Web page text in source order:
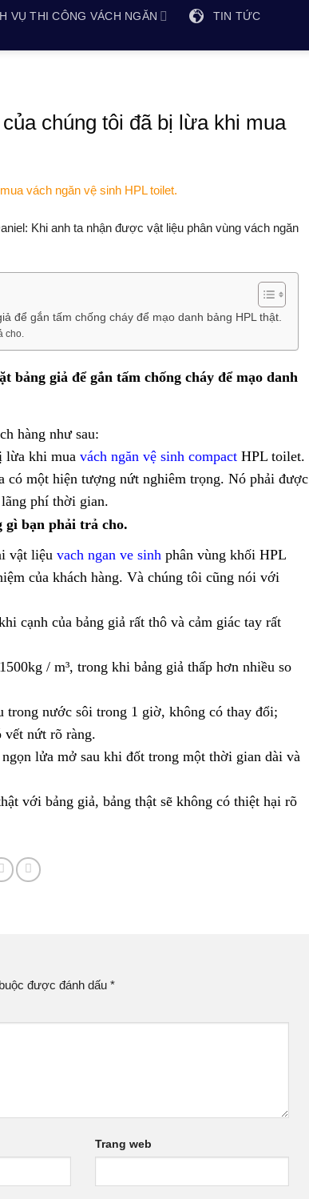
VỤ THI CÔNG VÁCH NGĂN TIN TỨC
chúng tôi đã bị lừa khi mua
Khi anh ta nhận được vật liệu phân vùng vách ngăn
để gắn tấm chống cháy để mạo danh bảng HPL thật.
cho.
bảng giả để gắn tấm chống cháy để mạo danh
hàng như sau:
lừa khi mua vách ngăn vệ sinh compact HPL toilet.
có một hiện tượng nứt nghiêm trọng. Nó phải được
phí thời gian.
gì bạn phải trả cho.
vật liệu vach ngan ve sinh phân vùng khối HPL
của khách hàng. Và chúng tôi cũng nói với
cạnh của bảng giả rất thô và cảm giác tay rất
/ m³, trong khi bảng giả thấp hơn nhiều so
trong nước sôi trong 1 giờ, không có thay đổi;
vết nứt rõ ràng.
lửa mở sau khi đốt trong một thời gian dài và
với bảng giả, bảng thật sẽ không có thiệt hại rõ
được đánh dấu *
Trang web